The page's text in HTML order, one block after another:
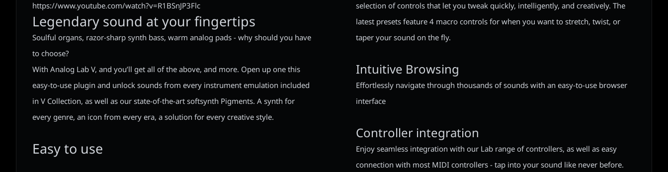
https://www.youtube.com/watch?v=R1BSnJP3Flc
Legendary sound at your fingertips
Soulful organs, razor-sharp synth bass, warm analog pads - why should you have
to choose?
With Analog Lab V, and you’ll get all of the above, and more. Open up one this
easy-to-use plugin and unlock sounds from every instrument emulation included
in V Collection, as well as our state-of-the-art softsynth Pigments. A synth for
every genre, an icon from every era, a solution for every creative style.
Easy to use
selection of controls that let you tweak quickly, intelligently, and creatively. The
latest presets feature 4 macro controls for when you want to stretch, twist, or
taper your sound on the fly.
Intuitive Browsing
Effortlessly navigate through thousands of sounds with an easy-to-use browser
interface
Controller integration
Enjoy seamless integration with our Lab range of controllers, as well as easy
connection with most MIDI controllers - tap into your sound like never before.